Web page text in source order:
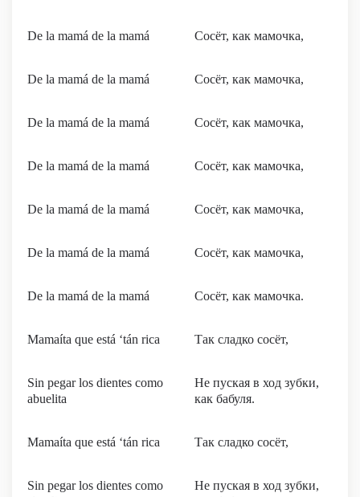
De la mamá de la mamá Сосёт, как мамочка,
De la mamá de la mamá Сосёт, как мамочка,
De la mamá de la mamá Сосёт, как мамочка,
De la mamá de la mamá Сосёт, как мамочка,
De la mamá de la mamá Сосёт, как мамочка,
De la mamá de la mamá Сосёт, как мамочка,
De la mamá de la mamá Сосёт, как мамочка.
Mamaíta que está ‘tán rica Так сладко сосёт,
Sin pegar los dientes como
abuelita
Не пуская в ход зубки,
как бабуля.
Mamaíta que está ‘tán rica Так сладко сосёт,
Sin pegar los dientes como
Не пуская в ход зубки,